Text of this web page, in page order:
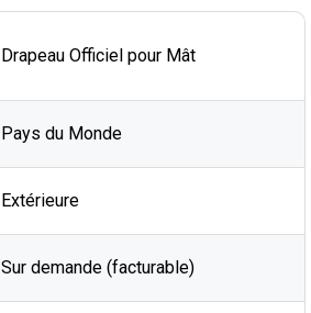
Drapeau Officiel pour Mât
Pays du Monde
Extérieure
Sur demande (facturable)